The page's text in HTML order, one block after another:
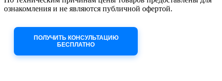
ознакомления и не являются публичной офертой.
ПОЛУЧИТЬ КОНСУЛЬТАЦИЮ
БЕСПЛАТНО